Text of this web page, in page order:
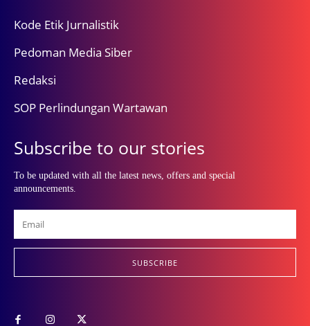
Kode Etik Jurnalistik
Pedoman Media Siber
Redaksi
SOP Perlindungan Wartawan
Subscribe to our stories
To be updated with all the latest news, offers and special
announcements.
SUBSCRIBE